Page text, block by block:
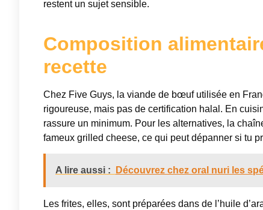
restent un sujet sensible.
Composition
recette
Chez Five Guys, la viande de bœuf utilisée en
rigoureuse, mais pas de certification halal. En
rassure un minimum. Pour les alternatives, la
fameux grilled cheese, ce qui peut dépanner si tu
A lire aussi : Découvrez chez oral nuri les
Les frites, elles, sont préparées dans de l’huile